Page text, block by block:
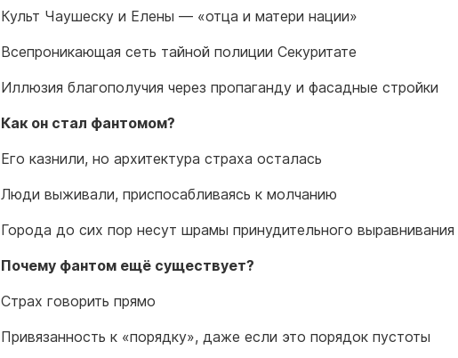
Культ Чаушеску и Елены — «отца и матери нации»
Всепроникающая сеть тайной полиции Секуритате
Иллюзия благополучия через пропаганду и фасадные стройки
Как он стал фантомом?
Его казнили, но архитектура страха осталась
Люди выживали, приспосабливаясь к молчанию
Города до сих пор несут шрамы принудительного выравнивания
Почему фантом ещё существует?
Страх говорить прямо
Привязанность к «порядку», даже если это порядок пустоты